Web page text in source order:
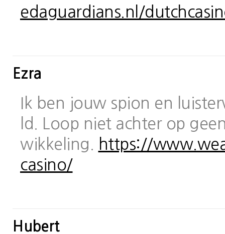
edaguardians.nl/
Ezra
Ik ben jouw spion en
ld. Loop niet achter op
wikkeling.
https://
casino/
Hubert